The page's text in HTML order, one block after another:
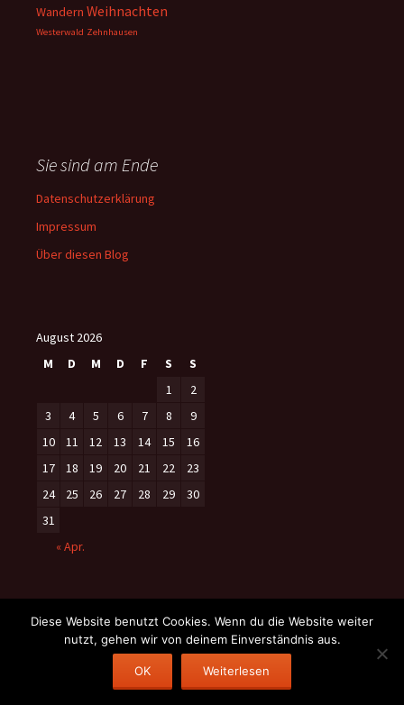
Wandern Weihnachten
Westerwald Zehnhausen
Sie sind am Ende
Datenschutzerklärung
Impressum
Über diesen Blog
August 2026
M
D M D F S
S
1
2
3
4 5 6 7 8
9
10
11 12 13 14 15
16
17
18 19 20 21 22
23
24
25 26 27 28 29
30
31
« Apr.
Datenschutzerklärung Stolz präsentiert von WordPress
Diese Website benutzt Cookies. Wenn du die Website weiter
nutzt, gehen wir von deinem Einverständnis aus.
OK Weiterlesen